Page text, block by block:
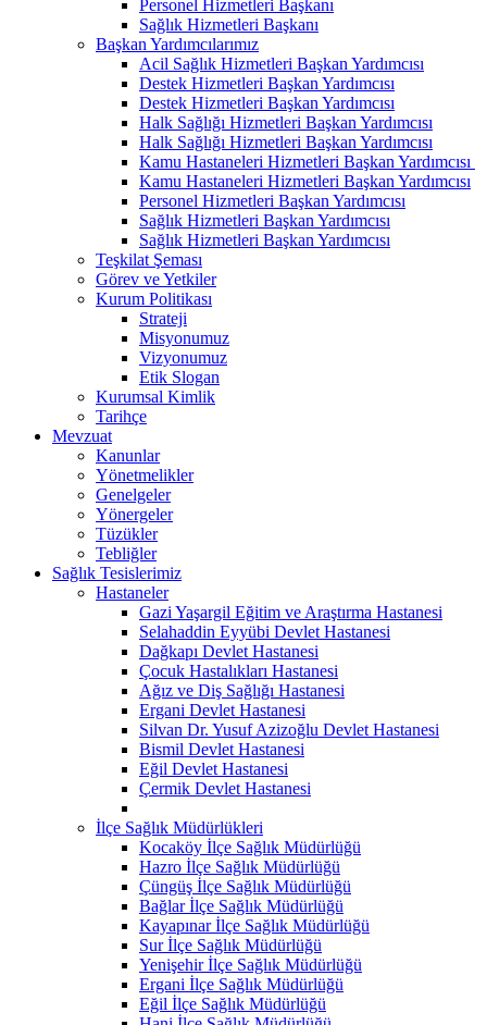
Personel Hizmetleri Başkanı
Sağlık Hizmetleri Başkanı
Başkan Yardımcılarımız
Acil Sağlık Hizmetleri Başkan Yardımcısı
Destek Hizmetleri Başkan Yardımcısı
Destek Hizmetleri Başkan Yardımcısı
Halk Sağlığı Hizmetleri Başkan Yardımcısı
Halk Sağlığı Hizmetleri Başkan Yardımcısı
Kamu Hastaneleri Hizmetleri Başkan Yardımcısı ​
Kamu Hastaneleri Hizmetleri Başkan Yardımcısı
Personel Hizmetleri Başkan Yardımcısı
Sağlık Hizmetleri Başkan Yardımcısı
Sağlık Hizmetleri Başkan Yardımcısı
Teşkilat Şeması
Görev ve Yetkiler
Kurum Politikası
Strateji
Misyonumuz
Vizyonumuz
Etik Slogan
Kurumsal Kimlik
Tarihçe
Mevzuat
Kanunlar
Yönetmelikler
Genelgeler
Yönergeler
Tüzükler
Tebliğler
Sağlık Tesislerimiz
Hastaneler
Gazi Yaşargil Eğitim ve Araştırma Hastanesi
Selahaddin Eyyübi Devlet Hastanesi
Dağkapı Devlet Hastanesi
Çocuk Hastalıkları Hastanesi
Ağız ve Diş Sağlığı Hastanesi
Ergani Devlet Hastanesi
Silvan Dr. Yusuf Azizoğlu Devlet Hastanesi
Bismil Devlet Hastanesi
Eğil Devlet Hastanesi
Çermik Devlet Hastanesi
İlçe Sağlık Müdürlükleri
Kocaköy İlçe Sağlık Müdürlüğü
Hazro İlçe Sağlık Müdürlüğü
Çüngüş İlçe Sağlık Müdürlüğü
Bağlar İlçe Sağlık Müdürlüğü
Kayapınar İlçe Sağlık Müdürlüğü
Sur İlçe Sağlık Müdürlüğü
Yenişehir İlçe Sağlık Müdürlüğü
Ergani İlçe Sağlık Müdürlüğü
Eğil İlçe Sağlık Müdürlüğü